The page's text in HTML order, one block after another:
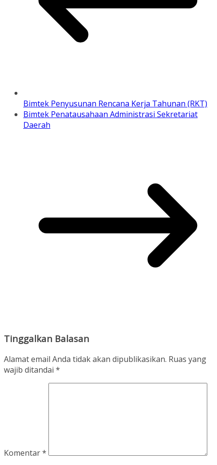
Bimtek Penyusunan Rencana Kerja Tahunan (RKT)
Bimtek Penatausahaan Administrasi Sekretariat
Daerah
Tinggalkan Balasan
Alamat email Anda tidak akan dipublikasikan. Ruas yang
wajib ditandai *
Komentar*